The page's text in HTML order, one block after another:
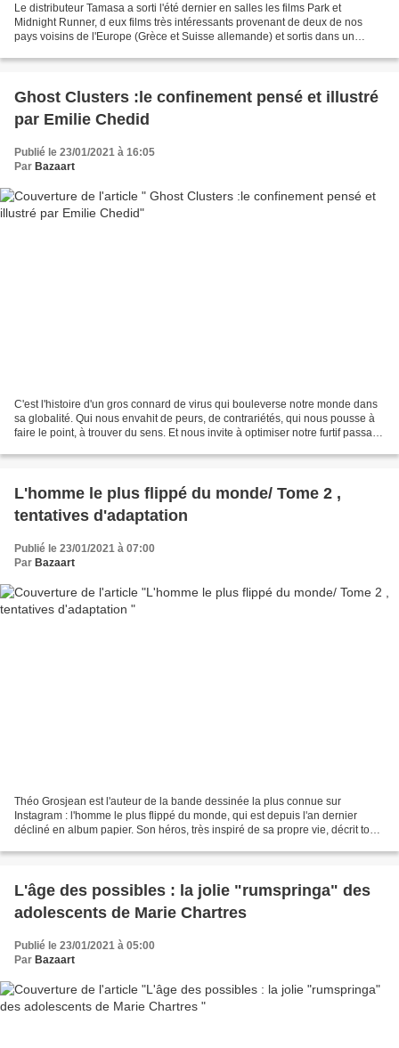
Le distributeur Tamasa a sorti l'été dernier en salles les films Park et
Midnight Runner, d eux films très intéressants provenant de deux de nos
pays voisins de l'Europe (Grèce et Suisse allemande) et sortis dans un
Ghost Clusters :le confinement pensé et illustré
par Emilie Chedid
Publié le 23/01/2021 à 16:05
Par Bazaart
C'est l'histoire d'un gros connard de virus qui bouleverse notre monde dans
sa globalité. Qui nous envahit de peurs, de contrariétés, qui nous pousse à
faire le point, à trouver du sens. Et nous invite à optimiser notre furtif passage
L'homme le plus flippé du monde/ Tome 2 ,
tentatives d'adaptation
Publié le 23/01/2021 à 07:00
Par Bazaart
Théo Grosjean est l'auteur de la bande dessinée la plus connue sur
Instagram : l'homme le plus flippé du monde, qui est depuis l'an dernier
décliné en album papier. Son héros, très inspiré de sa propre vie, décrit tous
L'âge des possibles : la jolie "rumspringa" des
adolescents de Marie Chartres
Publié le 23/01/2021 à 05:00
Par Bazaart